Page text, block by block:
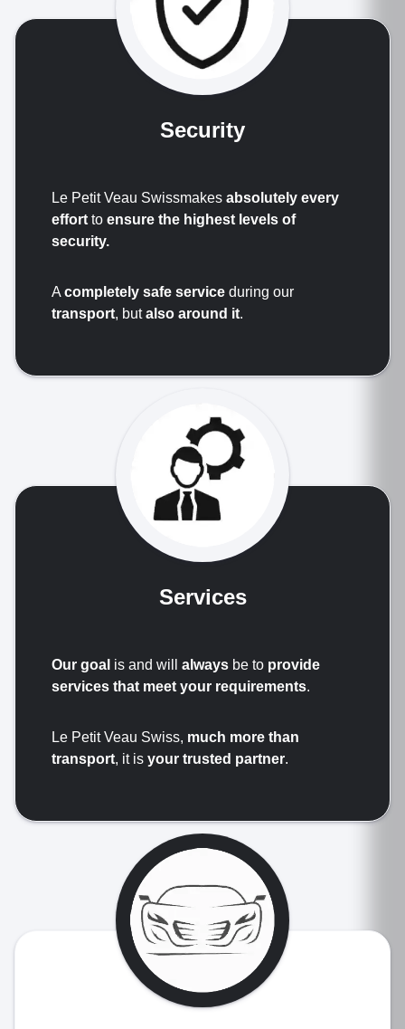
Security
Le Petit Veau Swissmakes absolutely every
effort to ensure the highest levels of
security.
A completely safe service during our
transport, butalso around it.
Services
Our goal is and will always be to provide
services that meet your requirements.
Le Petit Veau Swiss, much more than
transport, it is your trusted partner.